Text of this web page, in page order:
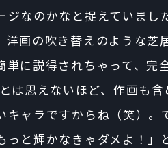
ジなのかなと捉えていまし
洋画の吹き替えのような芝
に説得されちゃって、完
は思えないほど、作画も含
ャラですからね（笑）。
っと輝かなきゃダメよ！